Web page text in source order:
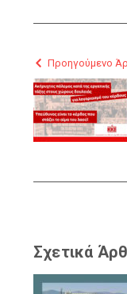
Προηγούμενο
Σχετικά